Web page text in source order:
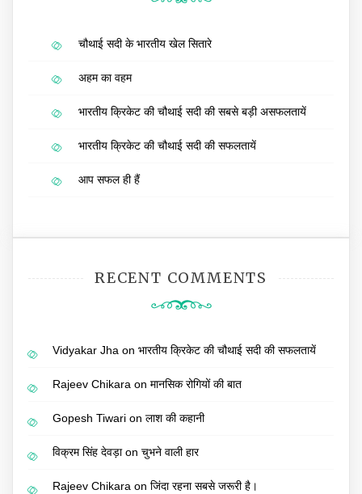
चौथाई सदी के भारतीय खेल सितारे
अहम का वहम
भारतीय क्रिकेट की चौथाई सदी की सबसे बड़ी असफलतायें
भारतीय क्रिकेट की चौथाई सदी की सफलतायें
आप सफल ही हैं
RECENT COMMENTS
Vidyakar Jha on भारतीय क्रिकेट की चौथाई सदी की सफलतायें
Rajeev Chikara on मानसिक रोगियों की बात
Gopesh Tiwari on लाश की कहानी
विक्रम सिंह देवड़ाon चुभने वाली हार
Rajeev Chikara on जिंदा रहना सबसे जरूरी है।